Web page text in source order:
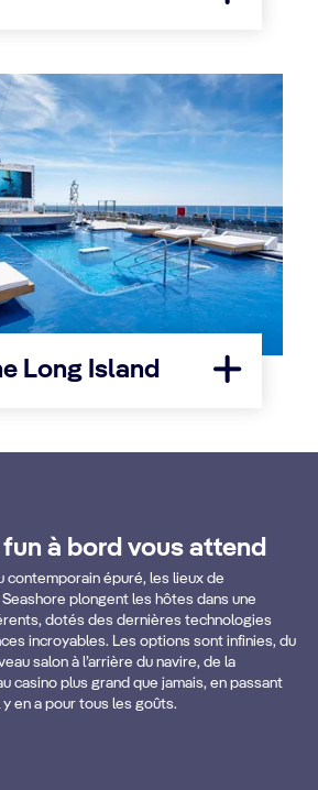
Long Island
à bord vous attend
contemporain épuré, les lieux de
plongent les hôtes dans une
dotés des dernières technologies
incroyables. Les options sont infinies, du
salon à l’arrière du navire, de la
casino plus grand que jamais, en passant
en a pour tous les goûts.
Cove